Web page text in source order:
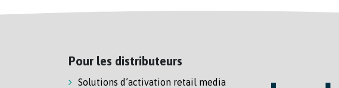
Pour les distributeurs
Solutions d’activation retail media